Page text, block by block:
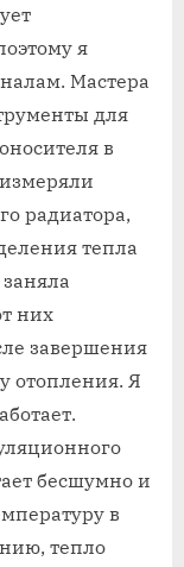
я
Мастера
для
в
радиатора‚
тепла
них
завершения
отопления. Я
бесшумно и
в
тепло